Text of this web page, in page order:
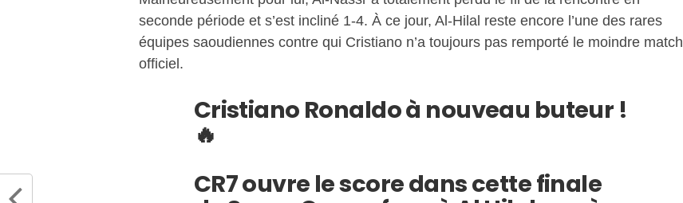
seconde période et s’est incliné 1-4. À ce jour, Al-Hilal reste encore l’une des rares
équipes saoudiennes contre qui Cristiano n’a toujours pas remporté le moindre match
officiel.
Cristiano Ronaldo à nouveau buteur !
🔥
CR7 ouvre le score dans cette finale